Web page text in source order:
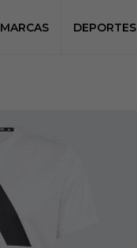
MARCAS DEPORTES